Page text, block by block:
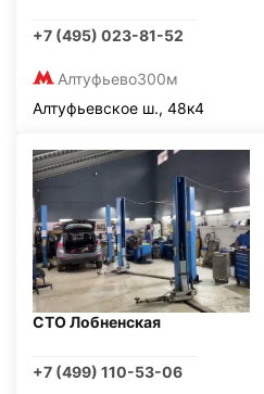
+7 (495) 023-81-52
Алтуфьево300м
Алтуфьевское ш., 48к4
СТО Лобненская
+7 (499) 110-53-06